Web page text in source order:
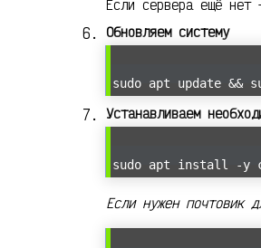
Если сервера ещё нет
Обновляем систему
sudo apt update &&
Устанавливаем
sudo apt install -y
Если нужен почтовик